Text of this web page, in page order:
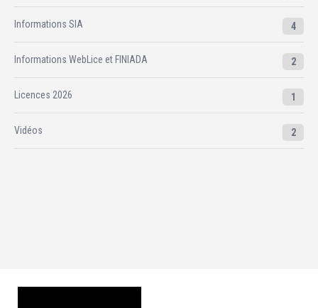
Informations SIA 4
Informations WebLice et FINIADA 2
Licences 2026 1
Vidéos 2